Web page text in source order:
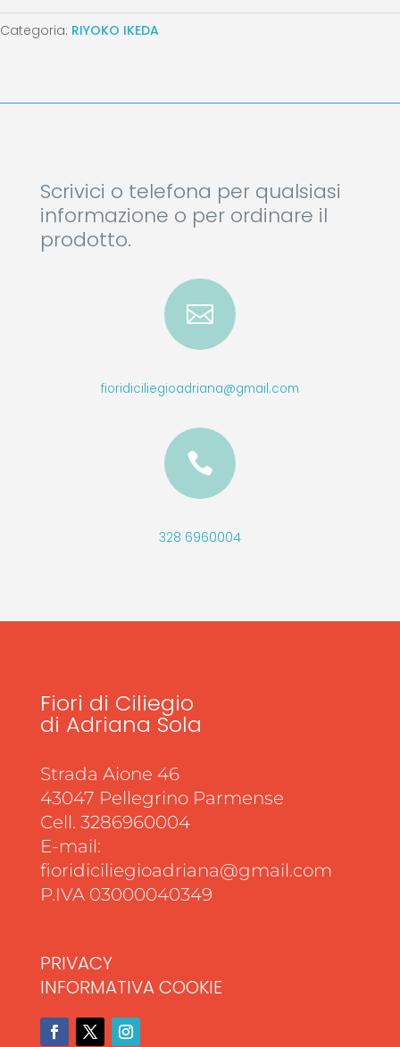
Categoria: RIYOKO IKEDA
Scrivici o telefona per qualsiasi
informazione o per ordinare il
prodotto.

fioridiciliegioadriana@gmail.com

328 6960004
Fiori di Ciliegio
di Adriana Sola
Strada Aione 46
43047 Pellegrino Parmense
Cell. 3286960004
E-mail:
fioridiciliegioadriana@gmail.com
P.IVA 03000040349
PRIVACY
INFORMATIVA COOKIE